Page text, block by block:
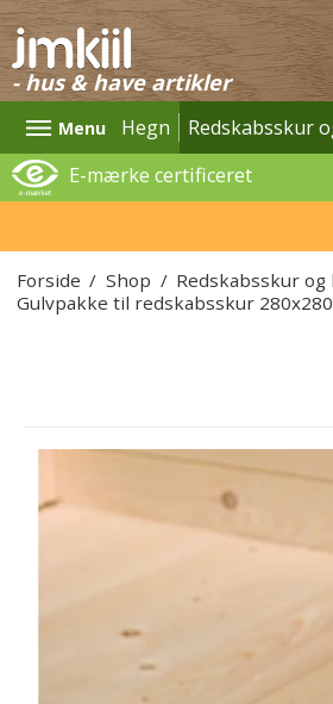
- hus & have artikler
Menu Hegn Redskabsskur
E-mærke certificeret
Forside / Shop / Redskabsskur
Gulvpakke til redskabsskur